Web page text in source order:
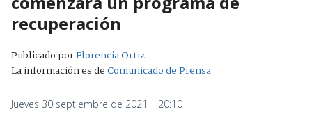
recuperación
Publicado porFlorencia Ortiz
La información es deComunicado de Prensa
Jueves 30 septiembre de 2021 | 20:10